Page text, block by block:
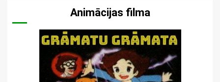
Animācijas filma